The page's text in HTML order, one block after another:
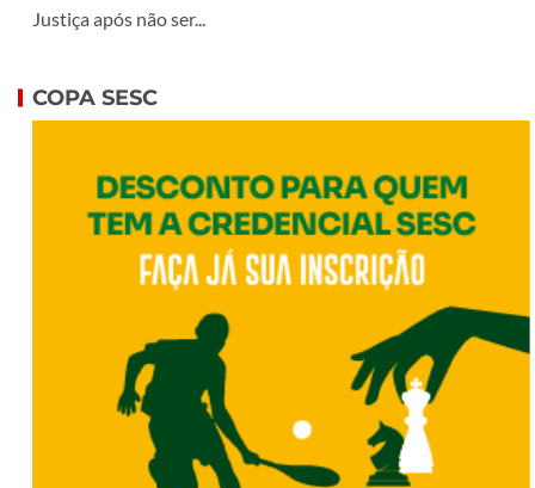
Justiça após não ser...
COPA SESC